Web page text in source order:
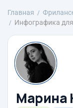
Главная
Инфографика
Марина